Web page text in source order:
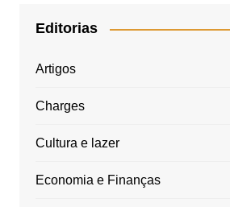
Editorias
Artigos
Charges
Cultura e lazer
Economia e Finanças